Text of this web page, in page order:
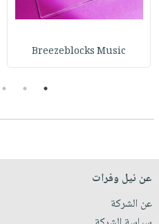
Breezeblocks Music
1
2
3
عن نيل وفرات
عن الشركة